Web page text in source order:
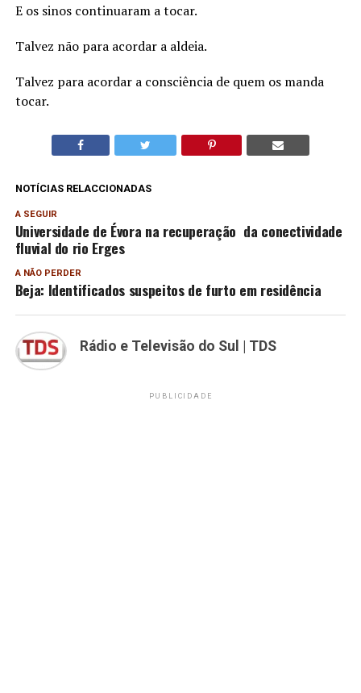
E os sinos continuaram a tocar.
Talvez não para acordar a aldeia.
Talvez para acordar a consciência de quem os manda
tocar.
NOTÍCIAS RELACCIONADAS
A SEGUIR
Universidade de Évora na recuperação da conectividade
fluvial do rio Erges
A NÃO PERDER
Beja: Identificados suspeitos de furto em residência
Rádio e Televisão do Sul | TDS
PUBLICIDADE